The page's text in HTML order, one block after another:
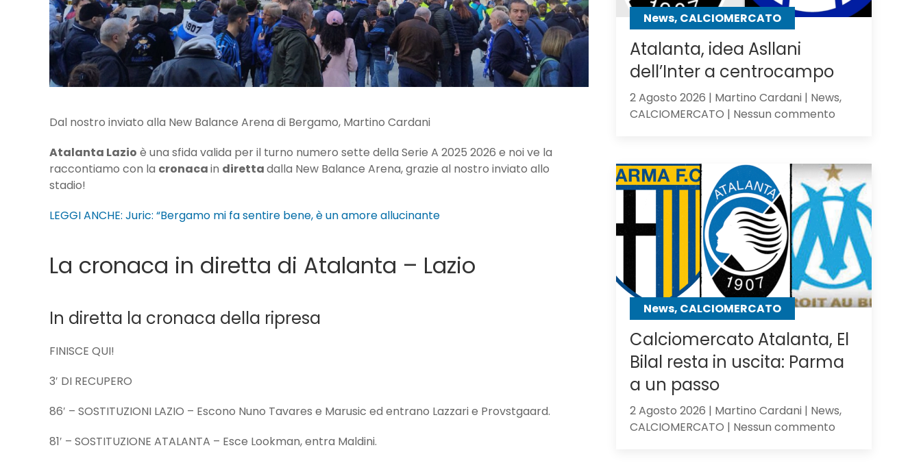
punti
Dal nostro inviato alla New Balance Arena di Bergamo, Martino Cardani
Atalanta Lazio è una sfida valida per il turno numero sette della Serie A 2025 2026 e noi ve la
raccontiamo con la cronacain direttadalla New Balance Arena, grazie al nostro inviato allo
stadio!
LEGGI ANCHE: Juric: “Bergamo mi fa sentire bene, è un amore allucinante
La cronaca in diretta di Atalanta – Lazio
In diretta la cronaca della ripresa
FINISCE QUI!
3′ DI RECUPERO
86′ – SOSTITUZIONI LAZIO – Escono Nuno Tavares e Marusic ed entrano Lazzari e Provstgaard.
81′ – SOSTITUZIONE ATALANTA – Esce Lookman, entra Maldini.
contro
gli
News, CALCIOMERCATO
Atalanta, idea Asllani
dell’Inter a centrocampo
2 Agosto 2026 | Martino Cardani | News,
CALCIOMERCATO | Nessun commentosu
Asllani
dell’Inter
a
centrocampo
News, CALCIOMERCATO
Calciomercato Atalanta, El
Bilal resta in uscita: Parma
a un passo
2 Agosto 2026 | Martino Cardani | News,
CALCIOMERCATO | Nessun commentosu